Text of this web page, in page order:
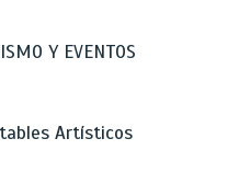
Y EVENTOS
Artísticos